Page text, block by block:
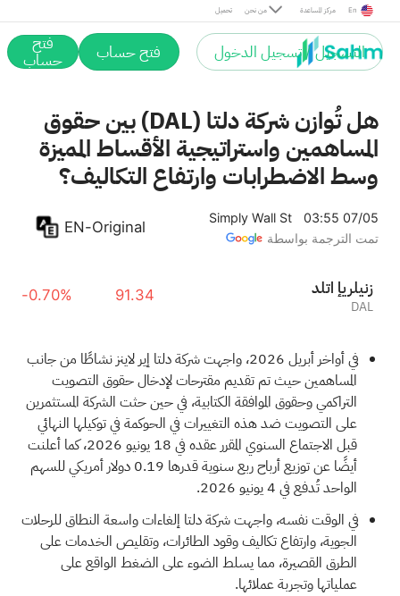
تحميل من نحن مركز المساعدة En
التسجيل / تسجيل الدخول فتح حساب فتح
حساب
هل تُوازن شركة دلتا (DAL) بين حقوق
المساهمين واستراتيجية الأقساط المميزة
وسط الاضطرابات وارتفاع التكاليف؟
Simply Wall St
03:55 07/05
تمت الترجمة بواسطة
EN-Original
دلتا إيرلينز
DAL
91.34
-0.70%
في أواخر أبريل 2026، واجهت شركة دلتا إير لاينز نشاطًا من جانب
المساهمين حيث تم تقديم مقترحات لإدخال حقوق التصويت
التراكمي وحقوق الموافقة الكتابية، في حين حثت الشركة المستثمرين
على التصويت ضد هذه التغييرات في الحوكمة في توكيلها النهائي
قبل الاجتماع السنوي المقرر عقده في 18 يونيو 2026، كما أعلنت
أيضًا عن توزيع أرباح ربع سنوية قدرها 0.19 دولار أمريكي للسهم
الواحد تُدفع في 4 يونيو 2026.
في الوقت نفسه، واجهت شركة دلتا إلغاءات واسعة النطاق للرحلات
الجوية، وارتفاع تكاليف وقود الطائرات، وتقليص الخدمات على
الطرق القصيرة، مما يسلط الضوء على الضغط الواقع على
عملياتها وتجربة عملائها.